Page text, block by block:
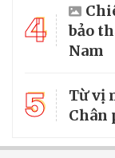
4
bảo
Nam
5
Từ vị
Chân